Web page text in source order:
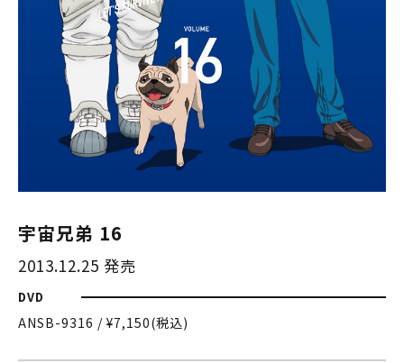
宇宙兄弟 16
2013.12.25 発売
DVD
ANSB-9316 / ¥7,150(税込)